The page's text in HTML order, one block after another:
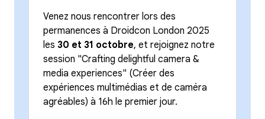
Venez nous rencontrer lors des
permanences à Droidcon London 2025
les 30 et 31 octobre, et rejoignez notre
session "Crafting delightful camera &
media experiences" (Créer des
expériences multimédias et de caméra
agréables) à 16h le premier jour.